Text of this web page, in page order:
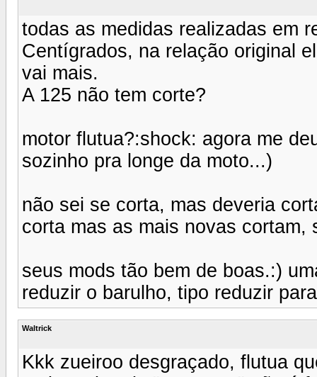
todas as medidas realizadas em
Centígrados, na relação original
vai mais.
A 125 não tem corte?
motor flutua?:shock: agora me
sozinho pra longe da moto...)
não sei se corta, mas deveria
corta mas as mais novas
seus mods tão bem de boas.:)
reduzir o barulho, tipo reduzir
Waltrick
Kkk zueiroo desgraçado, flutua